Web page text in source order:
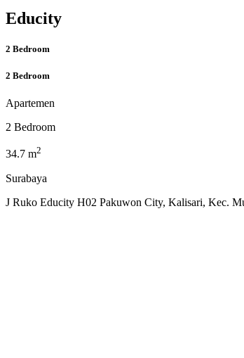
Educity
2 Bedroom
2 Bedroom
Apartemen
2 Bedroom
34.7 m2
Surabaya
J Ruko Educity H02 Pakuwon City, Kalisari, Kec.